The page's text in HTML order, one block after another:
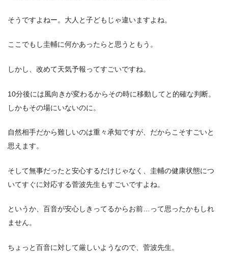
そうですよねー。大人と子どもじゃ違いますよね。
ここでもし圭輔に何かあったらと思うともう。
しかし、改めて天気予報ってすごいですね。
10分後には風向きが変わるからその時に移動してと的確な判断。
しかもその場にいないのに。
自然相手だから難しいのは重々承知ですが、だからこそすごいと
思えます。
そして無事だったと安心するだけじゃなく、圭輔の健康状態につ
いてすぐに対応する菅波先生もすごいですよね。
というか、百音が安心しきってるからお前…って思ったかもしれ
ません。
ちょっと百音に対して厳しいようなので、菅波先生。